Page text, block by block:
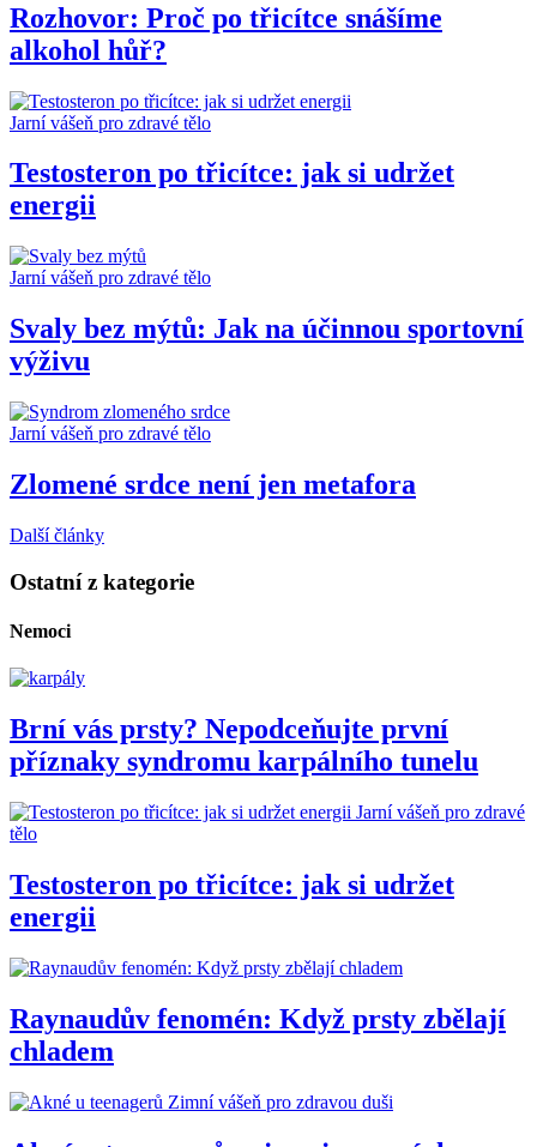
Rozhovor: Proč po třicítce snášíme
alkohol hůř?
Jarní vášeň pro zdravé tělo
Testosteron po třicítce: jak si udržet
energii
Jarní vášeň pro zdravé tělo
Svaly bez mýtů: Jak na účinnou sportovní
výživu
Jarní vášeň pro zdravé tělo
Zlomené srdce není jen metafora
Další články
Ostatní z kategorie
Nemoci
Brní vás prsty? Nepodceňujte první
příznaky syndromu karpálního tunelu
Jarní vášeň pro zdravé
tělo
Testosteron po třicítce: jak si udržet
energii
Raynaudův fenomén: Když prsty zbělají
chladem
Zimní vášeň pro zdravou duši